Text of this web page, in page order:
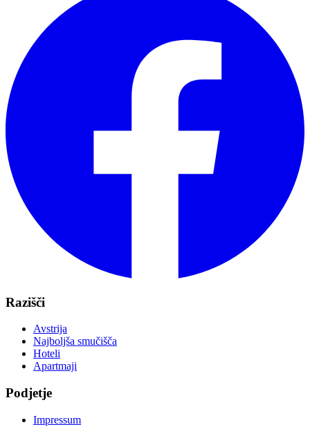
Razišči
Avstrija
Najboljša smučišča
Hoteli
Apartmaji
Podjetje
Impressum